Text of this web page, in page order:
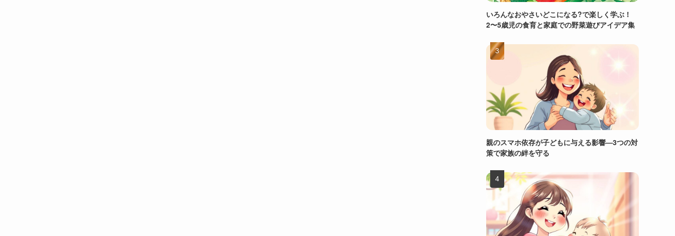
いろんなおやさいどこになる?で楽しく学ぶ！
2〜5歳児の食育と家庭での野菜遊びアイデア集
親のスマホ依存が子どもに与える影響—3つの対
策で家族の絆を守る